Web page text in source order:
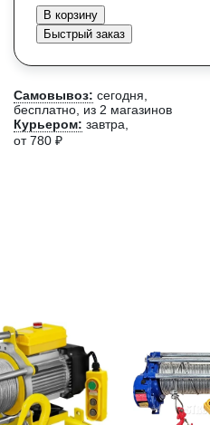
В корзину
Быстрый заказ
Самовывоз: сегодня,
бесплатно , из 2 магазинов
Курьером: завтра,
от 780 ₽